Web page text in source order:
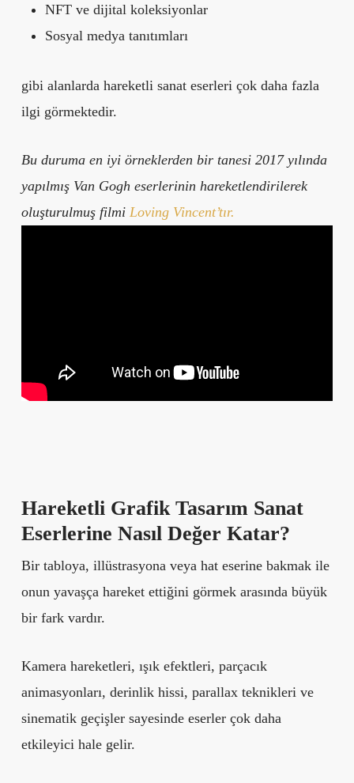
NFT ve dijital koleksiyonlar
Sosyal medya tanıtımları
gibi alanlarda hareketli sanat eserleri çok daha fazla
ilgi görmektedir.
Bu duruma en iyi örneklerden bir tanesi 2017 yılında
yapılmış Van Gogh eserlerinin hareketlendirilerek
oluşturulmuş filmiLoving Vincent’tır.
Hareketli Grafik Tasarım Sanat
Eserlerine Nasıl Değer Katar?
Bir tabloya, illüstrasyona veya hat eserine bakmak ile
onun yavaşça hareket ettiğini görmek arasında büyük
bir fark vardır.
Kamera hareketleri, ışık efektleri, parçacık
animasyonları, derinlik hissi, parallax teknikleri ve
sinematik geçişler sayesinde eserler çok daha
etkileyici hale gelir.